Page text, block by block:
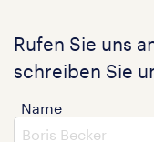
Rufen Sie uns
schreiben Sie
Name